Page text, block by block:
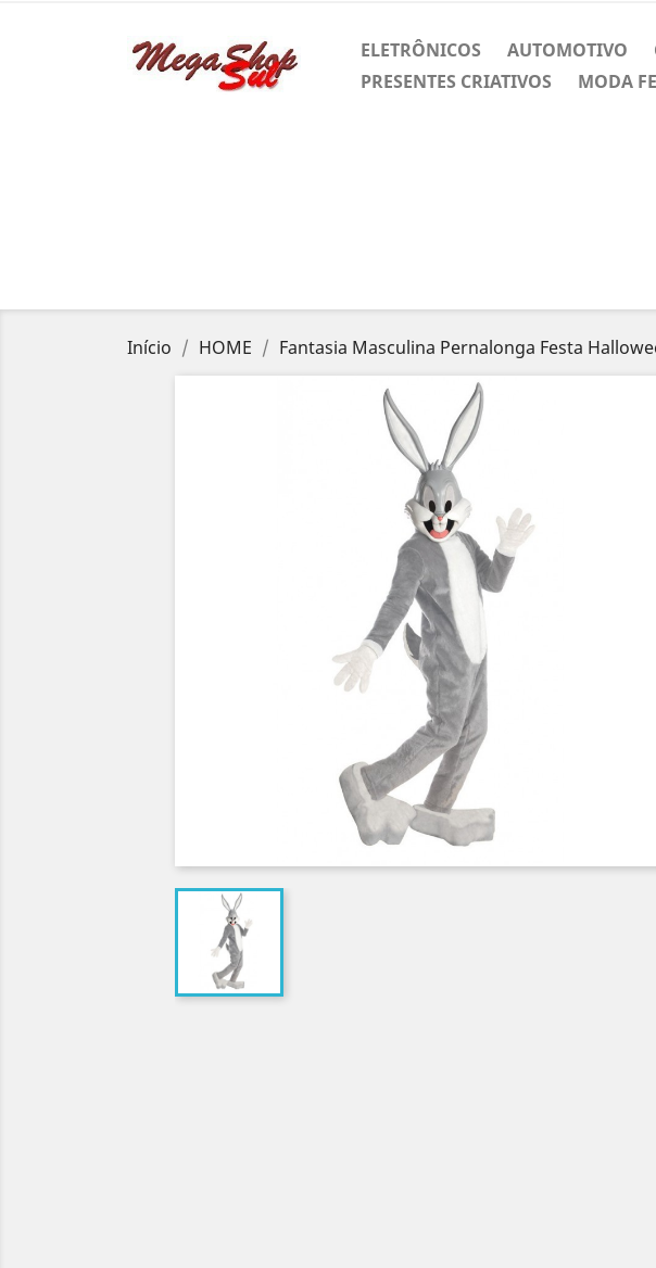
ELETRÔNICOS AUTOMOTIVO
PRESENTES CRIATIVOS
MODA
Início HOME Fantasia Masculina Pernalonga Festa